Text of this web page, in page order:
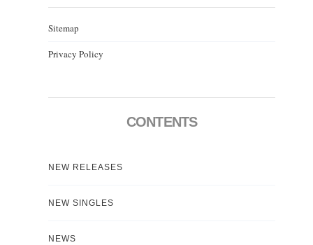
Sitemap
Privacy Policy
CONTENTS
NEW RELEASES
NEW SINGLES
NEWS